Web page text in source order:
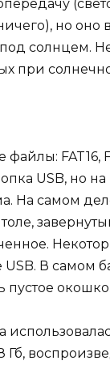
но оно
солнцем.
при
FAT16,
USB, но
На самом
В самом
пустое окошко.
Гб,